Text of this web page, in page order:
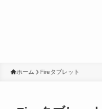
ホーム Fireタブレット